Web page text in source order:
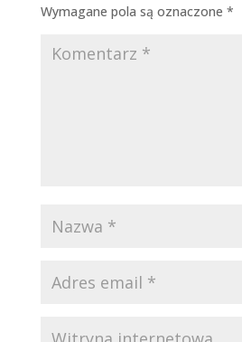
Wymagane pola są oznaczone *